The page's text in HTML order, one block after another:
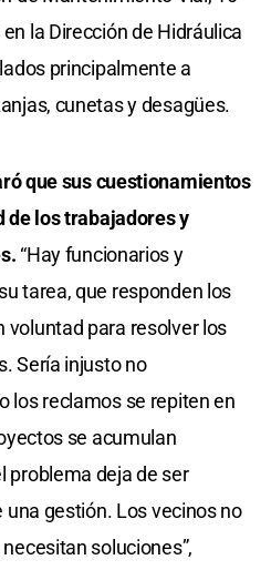
la Dirección de Hidráulica
principalmente a
cunetas y desagües.
que sus cuestionamientos
de los trabajadores y
“Hay funcionarios y
tarea, que responden los
voluntad para resolver los
Sería injusto no
los reclamos se repiten en
se acumulan
problema deja de ser
una gestión. Los vecinos no
soluciones”,